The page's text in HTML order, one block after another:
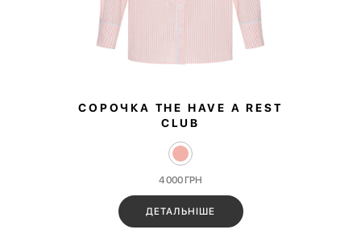
СОРОЧКА THE HAVE A REST
CLUB
4 000 ГРН
ДЕТАЛЬНІШЕ